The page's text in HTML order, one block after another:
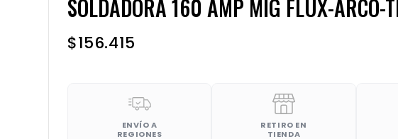
SOLDADORA 160 AMP MIG FLUX-
$156.415
ENVÍO A
REGIONES
RETIRO EN
TIENDA